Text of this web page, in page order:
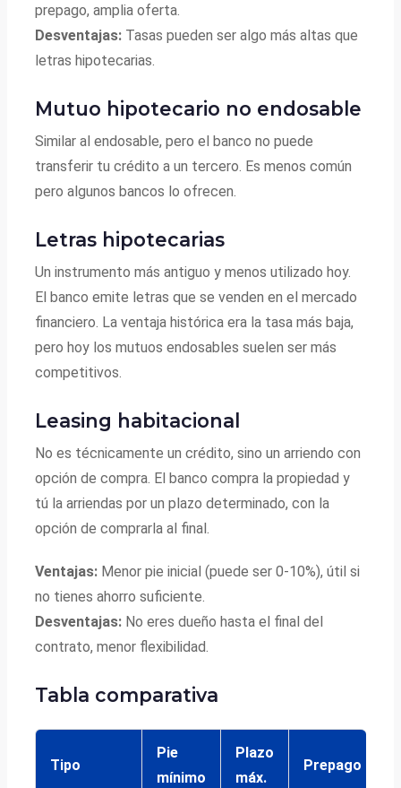
prepago, amplia oferta.
Desventajas: Tasas pueden ser algo más altas que
letras hipotecarias.
Mutuo hipotecario no endosable
Similar al endosable, pero el banco no puede
transferir tu crédito a un tercero. Es menos común
pero algunos bancos lo ofrecen.
Letras hipotecarias
Un instrumento más antiguo y menos utilizado hoy.
El banco emite letras que se venden en el mercado
financiero. La ventaja histórica era la tasa más baja,
pero hoy los mutuos endosables suelen ser más
competitivos.
Leasing habitacional
No es técnicamente un crédito, sino un arriendo con
opción de compra. El banco compra la propiedad y
tú la arriendas por un plazo determinado, con la
opción de comprarla al final.
Ventajas: Menor pie inicial (puede ser 0-10%), útil si
no tienes ahorro suficiente.
Desventajas: No eres dueño hasta el final del
contrato, menor flexibilidad.
Tabla comparativa
Tipo
Pie
mínimo
Plazo
máx.
Prepago